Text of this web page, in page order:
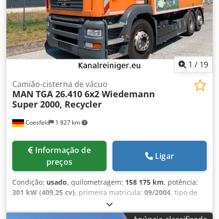
veículo usado como parte do pagamento. Financiamento
diretamente conosco. GOLEC NUTZFAHRZEUGE GMBH
Crsdpsy Ngmcofx Aiqsf Falamos: alemão, inglês, espanhol,
polonês, ucraniano, russo, búlgaro.
1 / 19
Coesfeld 1 827 km
Camião-cisterna de vácuo
MAN TGA 26.410 6x2 Wiedemann
Super 2000, Recycler
preços
Ligar
Condição: usado, quilometragem: 158 175 km, potência:
301 kW (409,25 cv), primeira matrícula: 09/2004, tipo de
, peso total:
eixo:3 eixos, cor:laranja, tipo de engrenagem:mecânico,